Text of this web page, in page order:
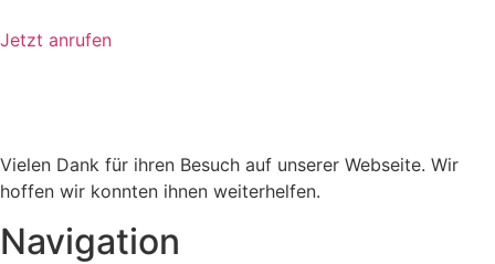
Jetzt anrufen
Vielen Dank für ihren Besuch auf unserer Webseite. Wir
hoffen wir konnten ihnen weiterhelfen.
Navigation